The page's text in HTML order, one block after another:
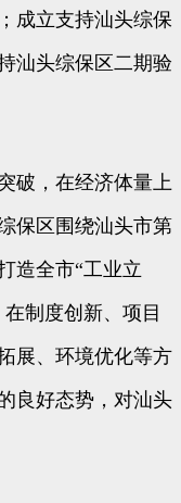
成立支持汕头综保
汕头综保区二期验
破，在经济体量上
保区围绕汕头市第
造全市“工业立
制度创新、项目
展、环境优化等方
良好态势，对汕头